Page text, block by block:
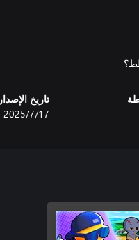
تاريخ الإصدار
17‏/7‏/2025